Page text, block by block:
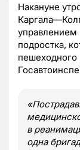
Накануне
управлением
подростка,
в
одна